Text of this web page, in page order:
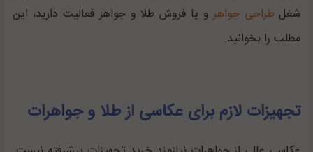
شغلطراحی جواهرو یا فروش طلا و جواهر فعالیت دارید، این
مطلب را بخوانید.
تجهیزات لازم برای عکاسی از طلا و جواهرات